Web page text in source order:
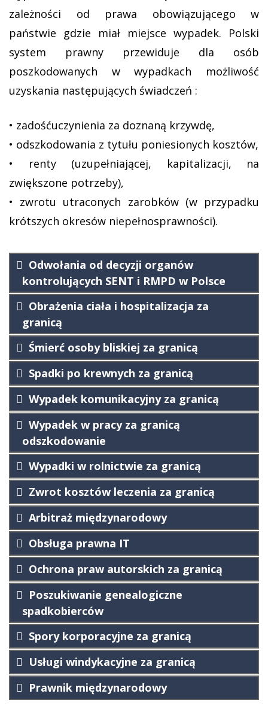
zależności od prawa obowiązującego w
państwie gdzie miał miejsce wypadek. Polski
system prawny przewiduje dla osób
poszkodowanych w wypadkach możliwość
uzyskania następujących świadczeń :
• zadośćuczynienia za doznaną krzywdę,
• odszkodowania z tytułu poniesionych kosztów,
• renty (uzupełniającej, kapitalizacji, na
zwiększone potrzeby),
• zwrotu utraconych zarobków (w przypadku
krótszych okresów niepełnosprawności).
Odwołania od decyzji organów
kontrolujących SENT i RMPD w Polsce
Obrażenia ciała i hospitalizacja za
granicą
Śmierć osoby bliskiej za granicą
Spadki po krewnych za granicą
Wypadek komunikacyjny za granicą
Wypadek w pracy za granicą
odszkodowanie
Wypadki w rolnictwie za granicą
Zwrot kosztów leczenia za granicą
Arbitraż międzynarodowy
Obsługa prawna IT
Ochrona praw autorskich za granicą
Poszukiwanie genealogiczne
spadkobierców
Spory korporacyjne za granicą
Usługi windykacyjne za granicą
Prawnik międzynarodowy